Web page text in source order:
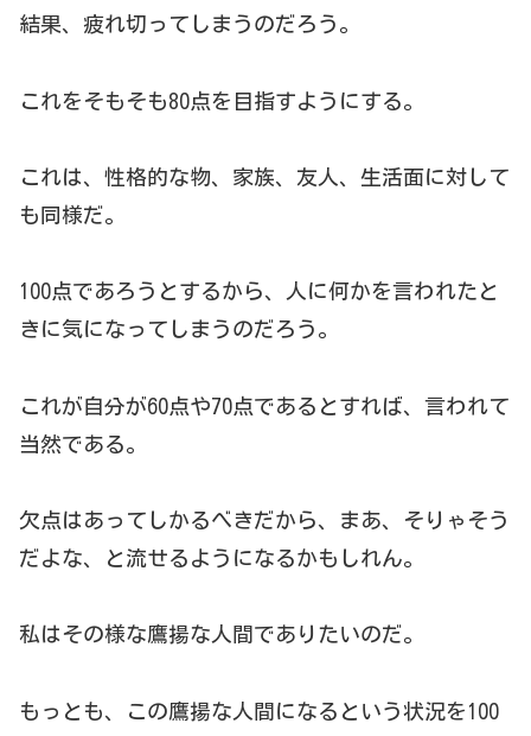
結果、疲れ切ってしまうのだろう。
これをそもそも80点を目指すようにする。
これは、性格的な物、家族、友人、生活面に対して
も同様だ。
100点であろうとするから、人に何かを言われたと
きに気になってしまうのだろう。
これが自分が60点や70点であるとすれば、言われて
当然である。
欠点はあってしかるべきだから、まあ、そりゃそう
だよな、と流せるようになるかもしれん。
私はその様な鷹揚な人間でありたいのだ。
もっとも、この鷹揚な人間になるという状況を100